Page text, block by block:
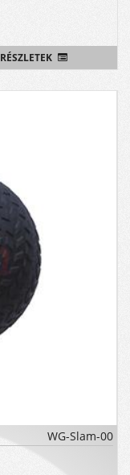
RÉSZLETEK
WG-Slam-00